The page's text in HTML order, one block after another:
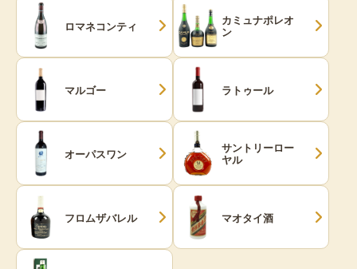
ロマネコンティ カミュナポレオ
ン
マルゴー ラトゥール
オーパスワン サントリーロー
ヤル
フロムザバレル マオタイ酒